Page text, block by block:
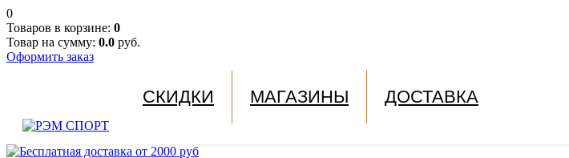
0
Товаров в корзине: 0
Товар на сумму: 0.0 руб.
Оформить заказ
СКИДКИ МАГАЗИНЫ ДОСТАВКА